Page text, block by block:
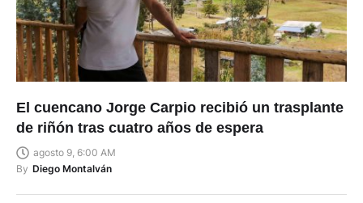
El cuencano Jorge Carpio recibió un trasplante
de riñón tras cuatro años de espera
agosto 9, 6:00 AM
By Diego Montalván